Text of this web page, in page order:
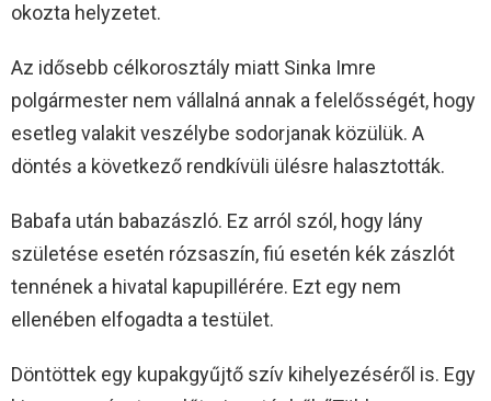
okozta helyzetet.
Az idősebb célkorosztály miatt Sinka Imre
polgármester nem vállalná annak a felelősségét, hogy
esetleg valakit veszélybe sodorjanak közülük. A
döntés a következő rendkívüli ülésre halasztották.
Babafa után babazászló. Ez arról szól, hogy lány
születése esetén rózsaszín, fiú esetén kék zászlót
tennének a hivatal kapupillérére. Ezt egy nem
ellenében elfogadta a testület.
Döntöttek egy kupakgyűjtő szív kihelyezéséről is. Egy